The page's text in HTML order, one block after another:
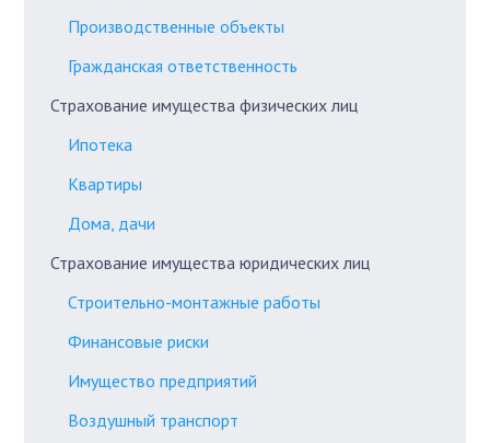
Производственные объекты
Гражданская ответственность
Страхование имущества физических лиц
Ипотека
Квартиры
Дома, дачи
Страхование имущества юридических лиц
Строительно-монтажные работы
Финансовые риски
Имущество предприятий
Воздушный транспорт